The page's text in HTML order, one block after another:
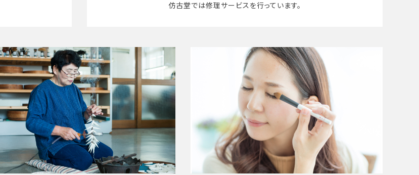
仿古堂では修理サービスを行っています。